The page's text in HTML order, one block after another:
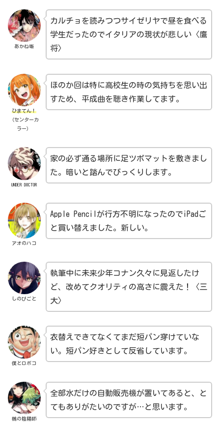
あかね噺
カルチョを読みつつサイゼリヤで昼を食べる
学生だったのでイタリアの現状が悲しい〈鷹
将〉
ひまてん！
（センターカ
ラー）
ほのか回は特に高校生の時の気持ちを思い出
すため、平成曲を聴き作業してます。
UNDER DOCTOR
家の必ず通る場所に足ツボマットを敷きまし
た。暗いと踏んでびっくりします。
アオのハコ
Apple Pencilが行方不明になったのでiPadご
と買い替えました。新しい。
しのびごと
執筆中に未来少年コナン久々に見返したけ
ど、改めてクオリティの高さに震えた！〈三
大〉
僕とロボコ
衣替えできてなくてまだ短パン穿けていな
い。短パン好きとして反省しています。
鵺の陰陽師
全部水だけの自動販売機が置いてあると、と
てもありがたいのですが…と思います。